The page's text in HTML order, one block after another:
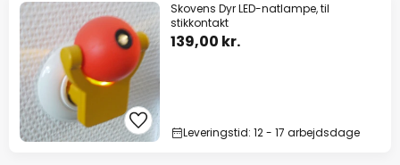
Skovens Dyr LED-natlampe, til
stikkontakt
139,00 kr.
Leveringstid: 12 - 17 arbejdsdage